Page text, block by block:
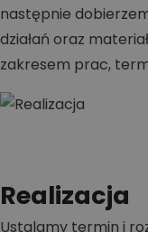
następnie
działań oraz
zakresem prac,
Realizacja
Ustalamy termin i